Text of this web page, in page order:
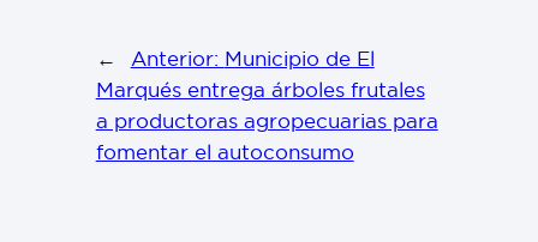
← Anterior: Municipio de El
Marqués entrega árboles frutales
a productoras agropecuarias para
fomentar el autoconsumo